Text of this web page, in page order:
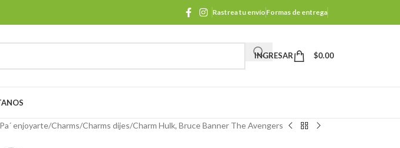
Rastrea tu envío Formas de entrega
INGRESAR $0.00
enjoyarte Charms Charms dijes Charm Hulk, Bruce Banner The Avengers